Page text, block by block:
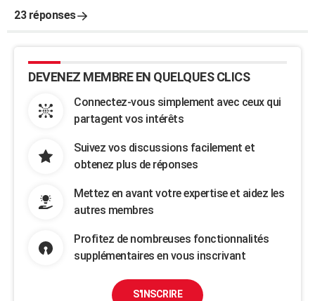
23 réponses
DEVENEZ MEMBRE EN QUELQUES CLICS
Connectez-vous simplement avec ceux qui
partagent vos intérêts
Suivez vos discussions facilement et
obtenez plus de réponses
Mettez en avant votre expertise et aidez les
autres membres
Profitez de nombreuses fonctionnalités
supplémentaires en vous inscrivant
S'INSCRIRE